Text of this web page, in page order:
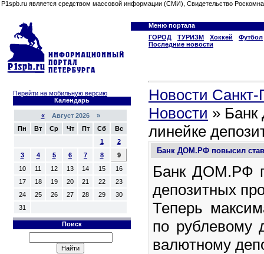
P1spb.ru является средством массовой информации (СМИ), Свидетельство
Меню портала
ГОРОД
ТУРИЗМ Хоккей
Футбол
Последние новости
Перейти на мобильную версию
Календарь
«Август 2026 »
Пн
Вт Ср Чт Пт Сб
Вс
1
2
3
4 5 6 7 8
9
10
11 12 13 14 15
16
17
18 19 20 21 22
23
24
25 26 27 28 29
30
31
Поиск
Новости Санкт-
Новости »
линейке
Банк ДОМ.РФ повысил
Банк ДОМ.РФ
депозитных
Теперь
по рублевому
валютному